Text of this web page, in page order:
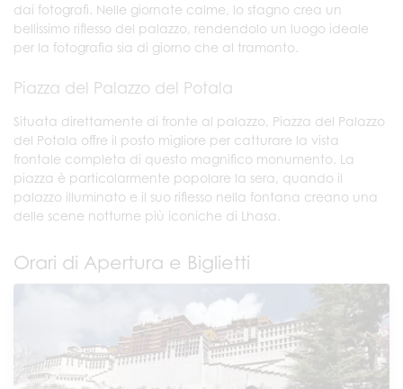
dai fotografi. Nelle giornate calme, lo stagno crea un
bellissimo riflesso del palazzo, rendendolo un luogo ideale
per la fotografia sia di giorno che al tramonto.
Piazza del Palazzo del Potala
Situata direttamente di fronte al palazzo, Piazza del Palazzo
del Potala offre il posto migliore per catturare la vista
frontale completa di questo magnifico monumento. La
piazza è particolarmente popolare la sera, quando il
palazzo illuminato e il suo riflesso nella fontana creano una
delle scene notturne più iconiche di Lhasa.
Orari di Apertura e Biglietti